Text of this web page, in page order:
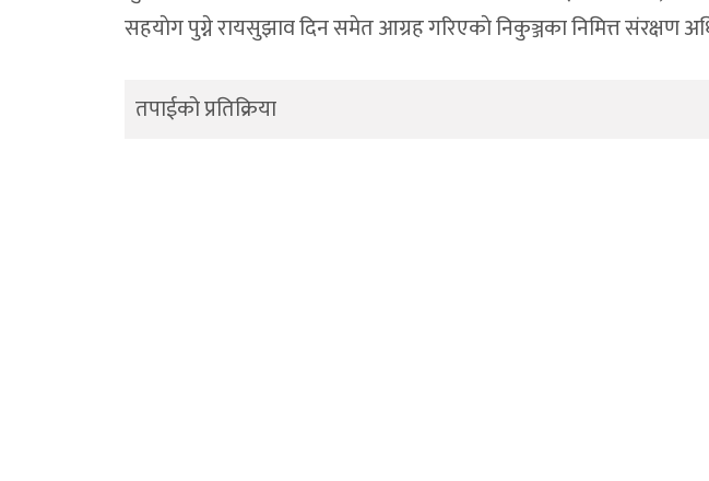
सहयाेग पुग्ने रायसुझाव दिन समेत आग्रह गरिएकाे निकुञ्जका निमित्त संरक्षण
तपाईको प्रतिक्रिया